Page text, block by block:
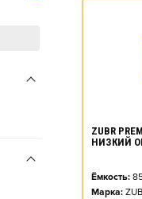
ZUBR
НИЗКИЙ
Ёмкость:
Марка: